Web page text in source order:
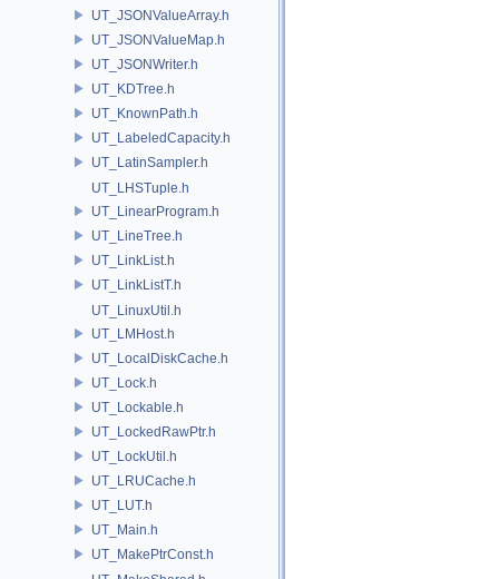
UT_JSONValueArray.h
UT_JSONValueMap.h
UT_JSONWriter.h
UT_KDTree.h
UT_KnownPath.h
UT_LabeledCapacity.h
UT_LatinSampler.h
UT_LHSTuple.h
UT_LinearProgram.h
UT_LineTree.h
UT_LinkList.h
UT_LinkListT.h
UT_LinuxUtil.h
UT_LMHost.h
UT_LocalDiskCache.h
UT_Lock.h
UT_Lockable.h
UT_LockedRawPtr.h
UT_LockUtil.h
UT_LRUCache.h
UT_LUT.h
UT_Main.h
UT_MakePtrConst.h